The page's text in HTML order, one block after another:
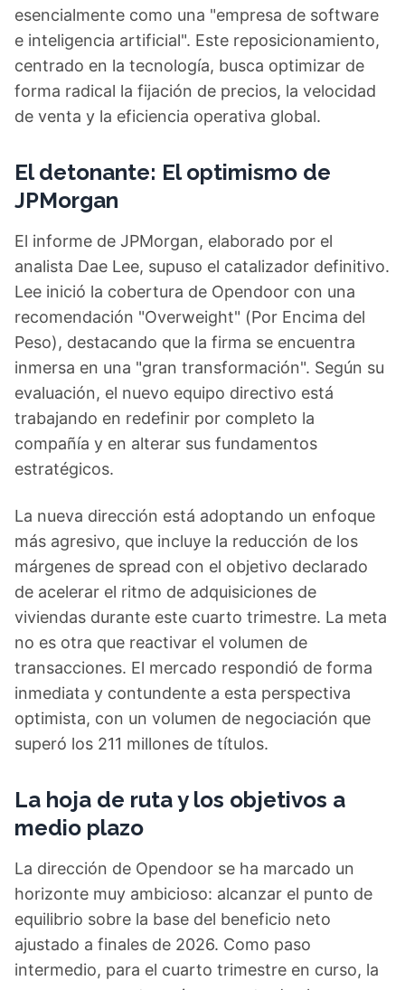
esencialmente como una "empresa de software
e inteligencia artificial". Este reposicionamiento,
centrado en la tecnología, busca optimizar de
forma radical la fijación de precios, la velocidad
de venta y la eficiencia operativa global.
El detonante: El optimismo de
JPMorgan
El informe de JPMorgan, elaborado por el
analista Dae Lee, supuso el catalizador definitivo.
Lee inició la cobertura de Opendoor con una
recomendación "Overweight" (Por Encima del
Peso), destacando que la firma se encuentra
inmersa en una "gran transformación". Según su
evaluación, el nuevo equipo directivo está
trabajando en redefinir por completo la
compañía y en alterar sus fundamentos
estratégicos.
La nueva dirección está adoptando un enfoque
más agresivo, que incluye la reducción de los
márgenes de spread con el objetivo declarado
de acelerar el ritmo de adquisiciones de
viviendas durante este cuarto trimestre. La meta
no es otra que reactivar el volumen de
transacciones. El mercado respondió de forma
inmediata y contundente a esta perspectiva
optimista, con un volumen de negociación que
superó los 211 millones de títulos.
La hoja de ruta y los objetivos a
medio plazo
La dirección de Opendoor se ha marcado un
horizonte muy ambicioso: alcanzar el punto de
equilibrio sobre la base del beneficio neto
ajustado a finales de 2026. Como paso
intermedio, para el cuarto trimestre en curso, la